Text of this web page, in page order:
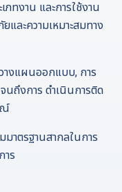
ทงาน และการใช้งาน
และความเหมาะสมทาง
างแผนออกแบบ, การ
นถึงการ ดำเนินการติด
ณ์
มาตรฐานสากลในการ
าร